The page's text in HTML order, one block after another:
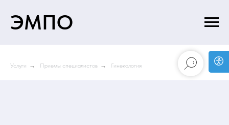
ЭМПО
Услуги → Приемы специалистов → Гинекология